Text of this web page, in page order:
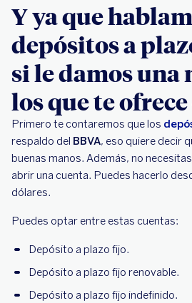
Y ya que
depósitos a
si le damos una
los que te ofrece
Primero te contaremos que los
respaldo del BBVA, eso quiere decir
buenas manos. Además, no
abrir una cuenta. Puedes hacerlo
dólares.
Puedes optar entre estas cuentas:
Depósito a plazo fijo.
Depósito a plazo fijo renovable.
Depósito a plazo fijo indefinido.